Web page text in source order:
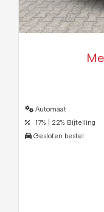
Automaat
17% | 22% Bijtelling
Gesloten bestel